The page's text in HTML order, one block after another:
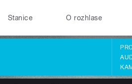
Stanice O rozhlase